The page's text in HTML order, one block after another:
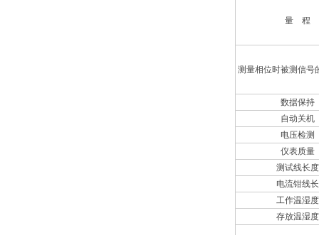
量 程
测量相位时被测信号
数据保持
自动关机
电压检测
仪表质量
测试线长度
电流钳线长
工作温湿度
存放温湿度